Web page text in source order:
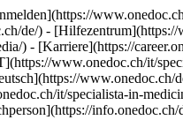
de/) -
) - [Karriere](https://
www.onedoc.ch/it/
www.onedoc.ch/
it/specialista-in-
info.onedoc.ch/